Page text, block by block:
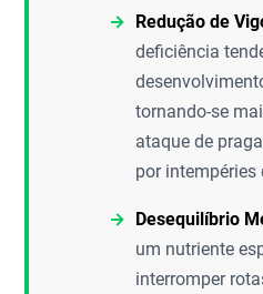
Redução de
deficiência
tornando-se
ataque de
por
Desequilíbrio
um nutriente
interromper